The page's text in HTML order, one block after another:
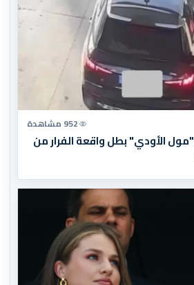
952 مشاهدة
"مول الأودي" بطل واقعة الفرار من